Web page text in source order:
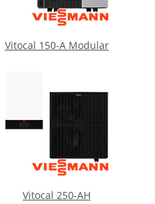
Vitocal 150-A Modular
Vitocal 250-AH